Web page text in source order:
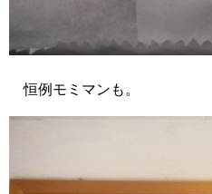
恒例モミマンも。